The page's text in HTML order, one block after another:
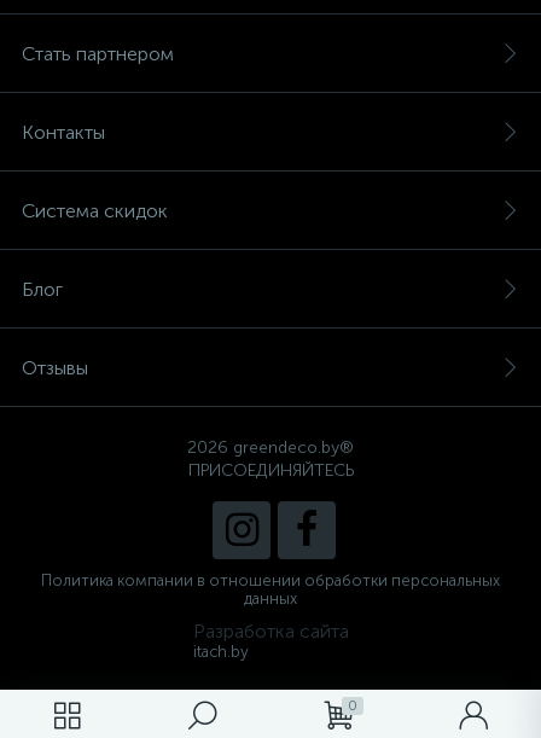
0
Стать партнером
Контакты
Система скидок
Блог
Отзывы
2026 greendeco.by®
ПРИСОЕДИНЯЙТЕСЬ
Политика компании в отношении обработки персональных
данных
Разработка сайта
itach.by